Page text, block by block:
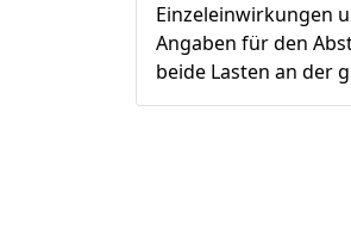
Einzeleinwirkungen
Angaben für den
beide Lasten an der